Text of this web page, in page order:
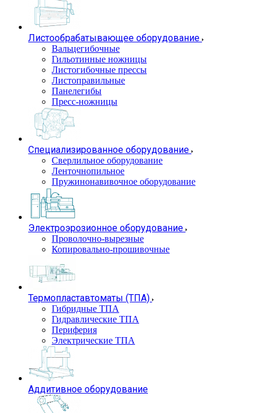
Листообрабатывающее оборудование
Вальцегибочные
Гильотинные ножницы
Листогибочные прессы
Листоправильные
Панелегибы
Пресс-ножницы
Специализированное оборудование
Сверлильное оборудование
Ленточнопильное
Пружинонавивочное оборудование
Электроэрозионное оборудование
Проволочно-вырезные
Копировально-прошивочные
Термопластавтоматы (ТПА)
Гибридные ТПА
Гидравлические ТПА
Периферия
Электрические ТПА
Аддитивное оборудование